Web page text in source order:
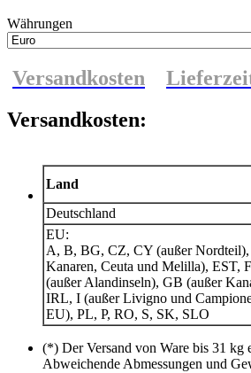
Währungen
Versandkosten
Versandkosten:
Land
Deutschland
EU:
A, B, BG, CZ, CY (außer
Kanaren, Ceuta und Melilla), EST,
(außer Alandinseln), GB (außer
IRL, I (außer Livigno und
EU), PL, P, RO, S, SK, SLO
(*) Der Versand von Ware bis 31 kg
Abweichende Abmessungen und